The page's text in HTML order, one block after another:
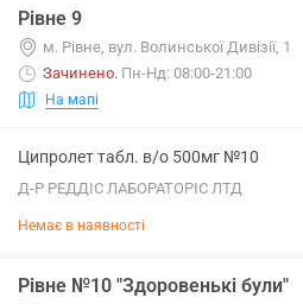
Рівне 9
м. Рівне, вул. Волинської Дивізії, 1
Зачинено. Пн-Нд: 08:00-21:00
На мапі
Ципролет табл. в/о 500мг №10
Д-Р РЕДДІС ЛАБОРАТОРІС ЛТД
Немає в наявності
Рівне №10 "Здоровенькі були"